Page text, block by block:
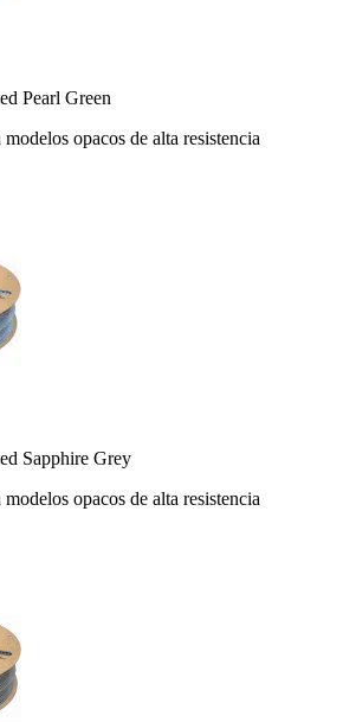
Pearl Green
opacos de alta resistencia
Sapphire Grey
opacos de alta resistencia